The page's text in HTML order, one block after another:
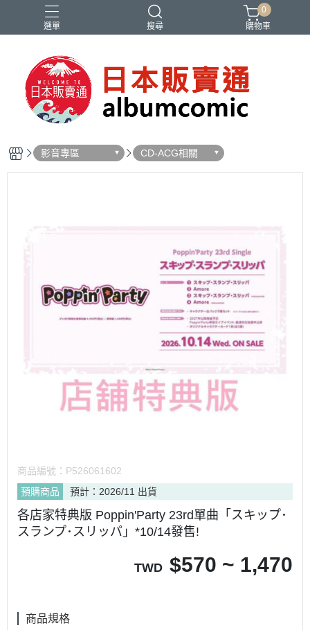
選單 搜尋
Ado IDOLiSH7 バンドリ 刀劍亂舞 妮姬
0
購物車
影音專區 CD-ACG相關
商品編號： P526061602
預購商品
預計：2026/11 出貨
各店家特典版 Poppin'Party 23rd單曲「スキップ･
スランプ･スリッパ」*10/14發售!
TWD $570 ~ 1,470
商品規格